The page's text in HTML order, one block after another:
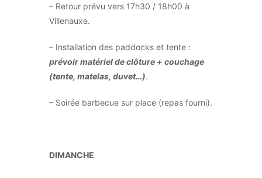
– Retour prévu vers 17h30 / 18h00 à
Villenauxe.
– Installation des paddocks et tente :
prévoir matériel de clôture + couchage
(tente, matelas, duvet…).
– Soirée barbecue sur place (repas fourni).
DIMANCHE